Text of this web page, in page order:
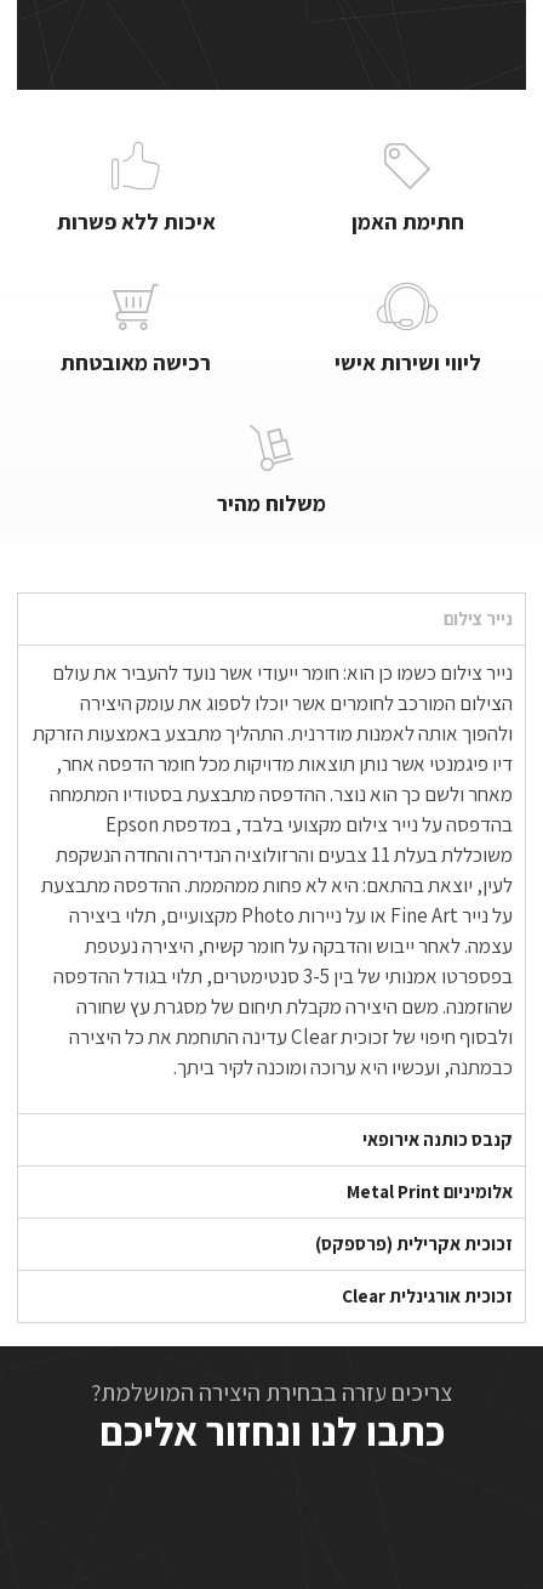
חתימת האמן איכות ללא פשרות
ליווי ושירות אישי רכישה מאובטחת
משלוח מהיר
נייר צילום
נייר צילום כשמו כן הוא: חומר ייעודי אשר נועד להעביר את עולם
הצילום המורכב לחומרים אשר יוכלו לספוג את עומק היצירה
ולהפוך אותה לאמנות מודרנית. התהליך מתבצע באמצעות הזרקת
דיו פיגמנטי אשר נותן תוצאות מדויקות מכל חומר הדפסה אחר,
מאחר ולשם כך הוא נוצר. ההדפסה מתבצעת בסטודיו המתמחה
בהדפסה על נייר צילום מקצועי בלבד, במדפסת Epson
משוכללת בעלת 11 צבעים והרזולוציה הנדירה והחדה הנשקפת
לעין, יוצאת בהתאם: היא לא פחות ממהממת. ההדפסה מתבצעת
על נייר Fine Art או על ניירות Photo מקצועיים, תלוי ביצירה
עצמה. לאחר ייבוש והדבקה על חומר קשיח, היצירה נעטפת
בפספרטו אמנותי של בין 3-5 סנטימטרים, תלוי בגודל ההדפסה
שהוזמנה. משם היצירה מקבלת תיחום של מסגרת עץ שחורה
ולבסוף חיפוי של זכוכית Clear עדינה התוחמת את כל היצירה
כבמתנה, ועכשיו היא ערוכה ומוכנה לקיר ביתך.
קנבס כותנה אירופאי
אלומיניום Metal Print
זכוכית אקרילית (פרספקס)
זכוכית אורגינלית Clear
צריכים עזרה בבחירת היצירה המושלמת?
כתבו לנו ונחזור אליכם